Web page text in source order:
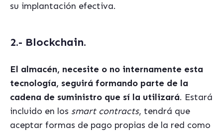
su implantación efectiva.
2.- Blockchain.
El almacén, necesite o no internamente esta
tecnología, seguirá formando parte de la
cadena de suministro que sí la utilizará. Estará
incluido en los smart contracts, tendrá que
aceptar formas de pago propias de la red como